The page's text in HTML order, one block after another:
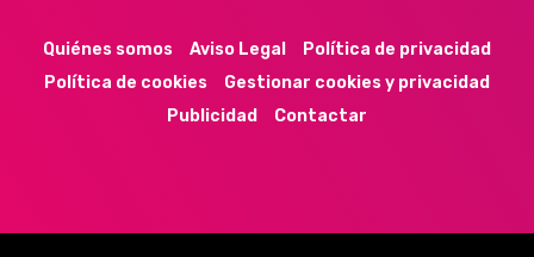
Quiénes somos Aviso Legal
Política de privacidad
Política de cookies
Gestionar cookies y privacidad
Publicidad
Contactar